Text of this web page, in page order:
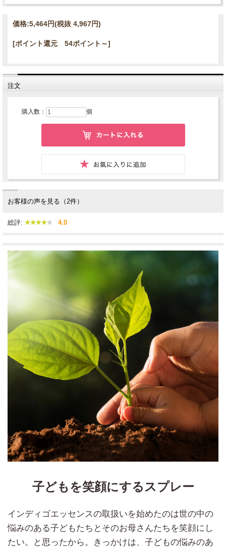
価格:5,464円(税抜 4,967円)
[ポイント還元 54ポイント～]
注文
購入数： 個
お客様の声を見る（2件）
総評: 4.0
子どもを笑顔にするスプレー
インディゴエッセンスの取扱いを始めたのは世の中の
悩みのある子どもたちとそのお母さんたちを笑顔にし
たい。と思ったから。きっかけは、子どもの悩みのあ